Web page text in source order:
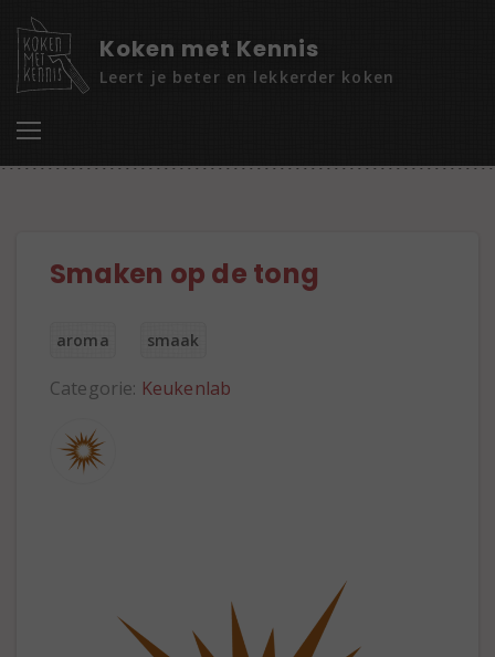
Koken met Kennis
Leert je beter en lekkerder koken
Smaken op de tong
aroma smaak
Categorie: Keukenlab